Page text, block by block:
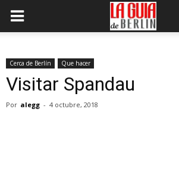
Cerca de Berlín Que hacer
Visitar Spandau
Por alegg - 4 octubre, 2018